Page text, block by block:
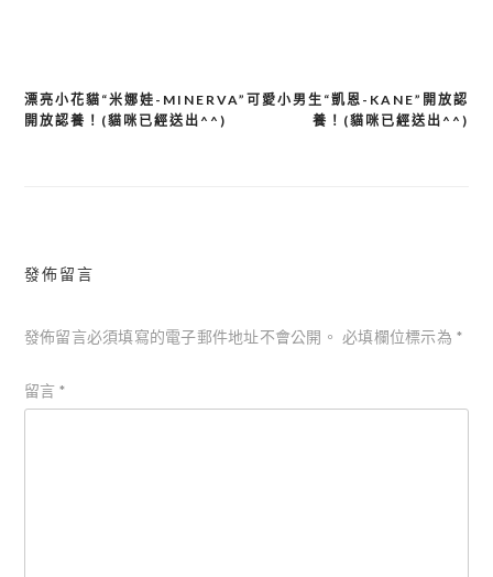
文
可愛小男生“凱恩-KANE”開放認
養！(貓咪已經送出^^)
漂亮小花貓“米娜娃-MINERVA”
開放認養！(貓咪已經送出^^)
發佈留言
發佈留言必須填寫的電子郵件地址不會公開。 必填欄位標示為*
留言 *